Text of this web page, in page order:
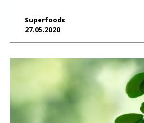
Superfoods
27.05.2020